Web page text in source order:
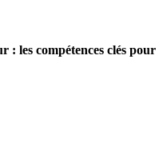
: les compétences clés pour